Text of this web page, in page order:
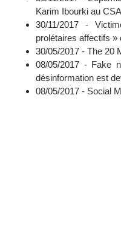
Karim Ibourki au CSA
30/11/2017 -
prolétaires affectifs »
30/05/2017 - The 20
08/05/2017 - Fake
désinformation est
08/05/2017 - Social